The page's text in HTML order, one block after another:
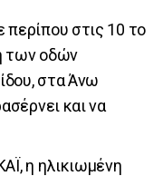
στις 10 το
των οδών
στα Άνω
και να
η ηλικιωμένη